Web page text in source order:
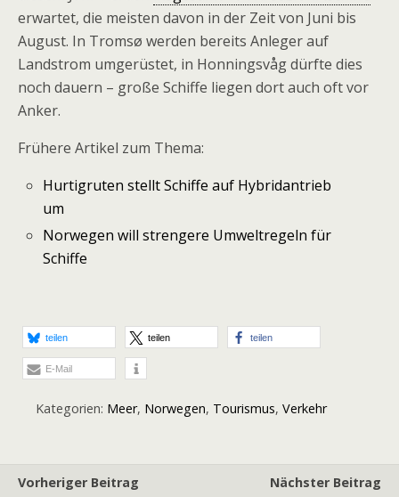
erwartet, die meisten davon in der Zeit von Juni bis
August. In Tromsø werden bereits Anleger auf
Landstrom umgerüstet, in Honningsvåg dürfte dies
noch dauern – große Schiffe liegen dort auch oft vor
Anker.
Frühere Artikel zum Thema:
Hurtigruten stellt Schiffe auf Hybridantrieb
um
Norwegen will strengere Umweltregeln für
Schiffe
teilen teilen teilen
E-Mail
Kategorien: Meer, Norwegen, Tourismus, Verkehr
Vorheriger Beitrag
Nächster Beitrag